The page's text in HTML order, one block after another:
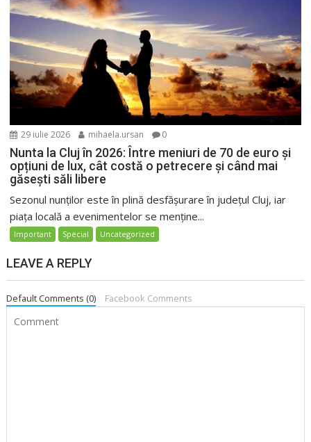
29 iulie 2026 mihaela.ursan 0
Nunta la Cluj în 2026: Între meniuri de 70 de euro și
opțiuni de lux, cât costă o petrecere și când mai
găsești săli libere
Sezonul nunților este în plină desfășurare în județul Cluj, iar
piața locală a evenimentelor se menține...
Important Special Uncategorized
LEAVE A REPLY
Default Comments (0) Facebook Comments